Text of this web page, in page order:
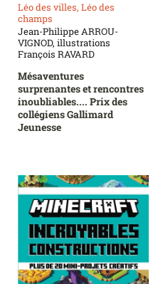
Léo des villes, Léo des
champs
Jean-Philippe ARROU-
VIGNOD, illustrations
François RAVARD
Mésaventures
surprenantes et rencontres
inoubliables.... Prix des
collégiens Gallimard
Jeunesse